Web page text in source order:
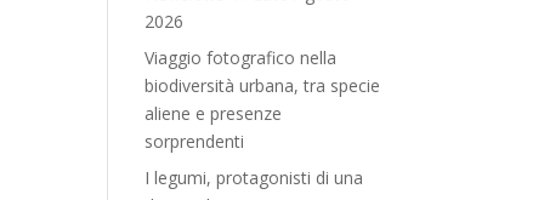
2026
Viaggio fotografico nella
biodiversità urbana, tra specie
aliene e presenze
sorprendenti
I legumi, protagonisti di una